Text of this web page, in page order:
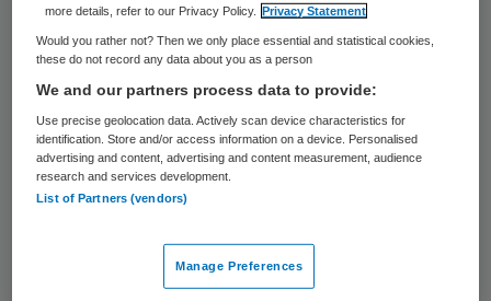
De afgelopen jaren is Anne-Marie Laeven
grotendeels werkzaam geweest bij het
UMC Utrecht waar zij verantwoordelijk was
voor de bedrijfsvoering van de divisie
Kinderen, Wilhelmina Kinderziekenhuis en
het Juliuscentrum voor
gezondheidswetenschappen. Sinds maart
jongstleden was ze lid van de raad van
more details, refer to our Privacy Policy.
Privacy Statement
Would you rather not? Then we only place essential and statistical cookies,
these do not record any data about you as a person
We and our partners process data to provide:
Use precise geolocation data. Actively scan device characteristics for
identification. Store and/or access information on a device. Personalised
advertising and content, advertising and content measurement, audience
research and services development.
List of Partners (vendors)
Manage Preferences